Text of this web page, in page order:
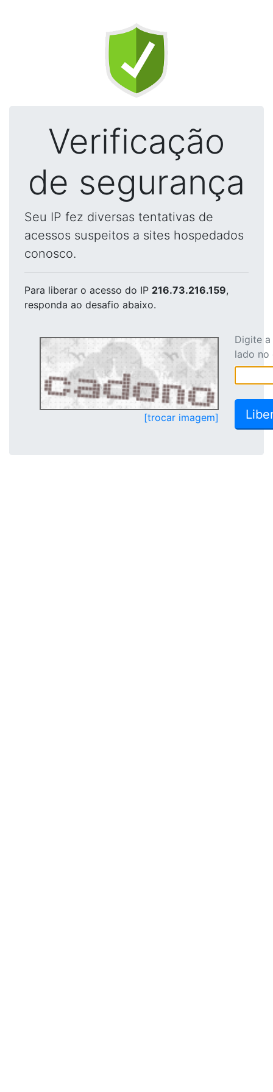
Verificação
de segurança
Seu IP fez diversas tentativas de
acessos suspeitos a sites hospedados
conosco.
Para liberar o acesso do IP 216.73.216.159,
responda ao desafio abaixo.
[trocar imagem]
Digite
lado no